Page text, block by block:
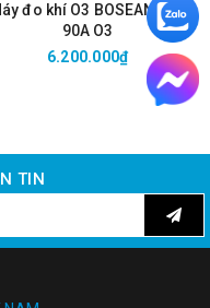
đo khí O3 BOSEAN BH-
90A O3
6.200.000₫
TIN